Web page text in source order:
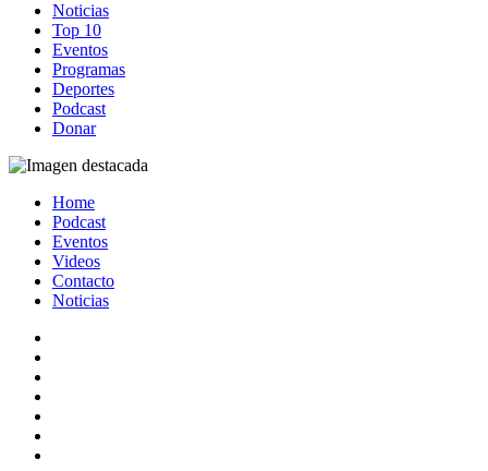
Noticias
Top 10
Eventos
Programas
Deportes
Podcast
Donar
Home
Podcast
Eventos
Videos
Contacto
Noticias